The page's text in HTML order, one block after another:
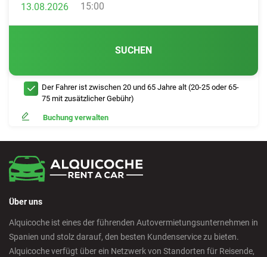
15:00
SUCHEN
Der Fahrer ist zwischen 20 und 65 Jahre alt (20-25 oder 65-
75 mit zusätzlicher Gebühr)
Buchung verwalten
Über uns
Alquicoche ist eines der führenden Autovermietungsunternehmen in
Spanien und stolz darauf, den besten Kundenservice zu bieten.
Alquicoche verfügt über ein Netzwerk von Standorten für Reisende,